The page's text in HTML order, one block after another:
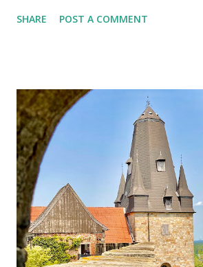
we let the fate decide. This is not my
first film roll to take photos of my
has more human than random pictures.
event. After the last shot, I wanted to
flew to Bali but they had no lab. Luckily
Bali. I developed and scanned the film in
They're just a google away. They sell
to tell the TSA to do the hand
through the scanner. They
himself in his favorite sp...
SHARE POST A COMMENT